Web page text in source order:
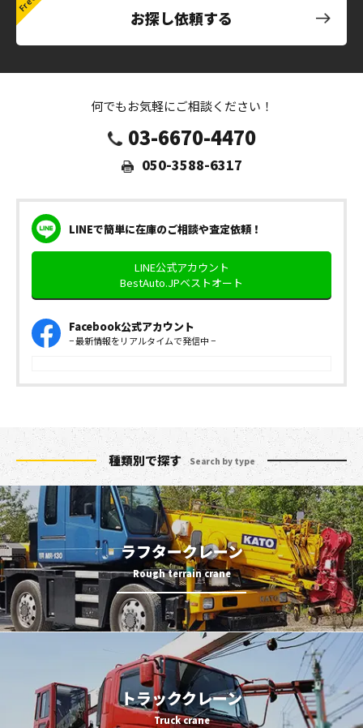
お探し依頼する
何でもお気軽にご相談ください！
03-6670-4470
050-3588-6317
LINEで簡単に在庫のご相談や査定依頼！
LINE公式アカウント
BestAuto.JPベストオート
Facebook公式アカウント
− 最新情報をリアルタイムで発信中 −
種類別で探す Search by type
ラフタークレーン
トラッククレーン